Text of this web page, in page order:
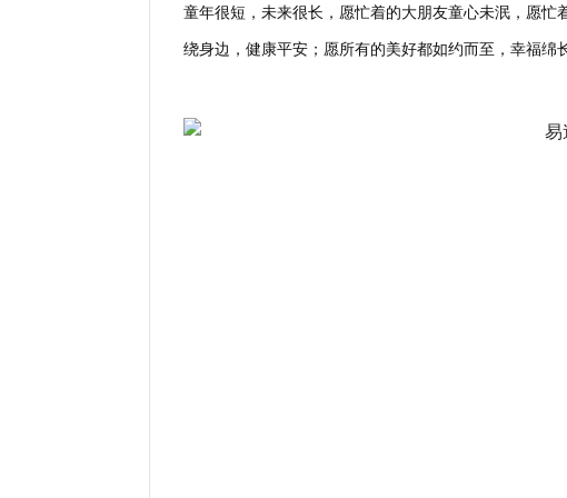
童年很短，未来很长，愿忙着的大朋友童心未泯，愿
绕身边，健康平安；愿所有的美好都如约而至，幸福绵